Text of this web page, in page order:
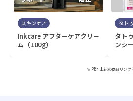
スキンケア
Inkcare アフターケアクリー
ム（100g）
タト
タト
ンシ
※ PR：上記の商品リンク